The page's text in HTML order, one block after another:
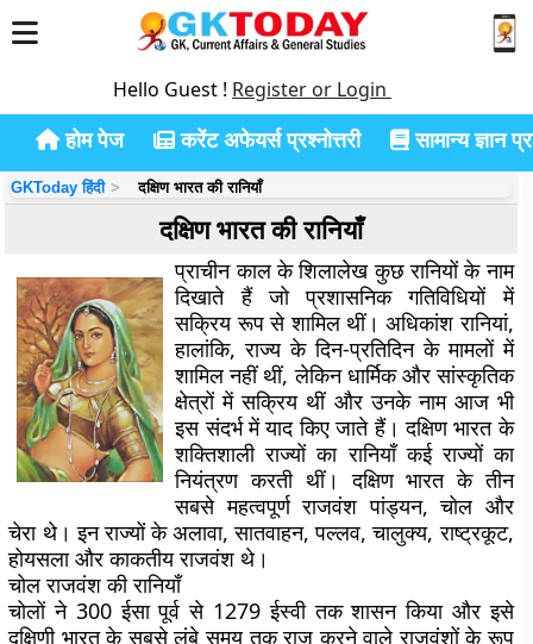
Hello Guest ! Register or Login
होम पेज करेंट अफेयर्स प्रश्नोत्तरी सामान्य ज्ञान
GKToday हिंदी दक्षिण भारत की रानियाँ
दक्षिण भारत की रानियाँ
प्राचीन काल के शिलालेख कुछ रानियों के नाम
दिखाते हैं जो प्रशासनिक गतिविधियों में
सक्रिय रूप से शामिल थीं। अधिकांश रानियां,
हालांकि, राज्य के दिन-प्रतिदिन के मामलों में
शामिल नहीं थीं, लेकिन धार्मिक और सांस्कृतिक
क्षेत्रों में सक्रिय थीं और उनके नाम आज भी
इस संदर्भ में याद किए जाते हैं। दक्षिण भारत के
शक्तिशाली राज्यों का रानियाँ कई राज्यों का
नियंत्रण करती थीं। दक्षिण भारत के तीन
सबसे महत्वपूर्ण राजवंश पांड्यन, चोल और
चेरा थे। इन राज्यों के अलावा, सातवाहन, पल्लव, चालुक्य, राष्ट्रकूट,
होयसला और काकतीय राजवंश थे।
चोल राजवंश की रानियाँ
चोलों ने 300 ईसा पूर्व से 1279 ईस्वी तक शासन किया और इसे
दक्षिणी भारत के सबसे लंबे समय तक राज करने वाले राजवंशों के रूप